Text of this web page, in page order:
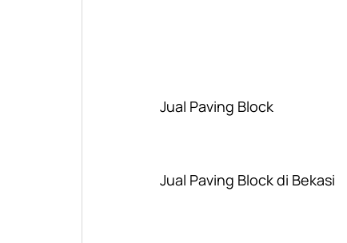
Jual Paving Block
Jual Paving Block di Bekasi